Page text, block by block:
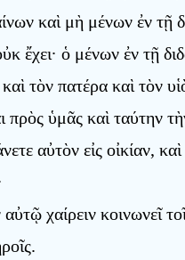
καὶ μὴ μένων ἐν τῇ
ἔχει· ὁ μένων ἐν τῇ
τὸν πατέρα καὶ τὸν
πρὸς ὑμᾶς καὶ ταύτην
αὐτὸν εἰς οἰκίαν, καὶ
χαίρειν κοινωνεῖ